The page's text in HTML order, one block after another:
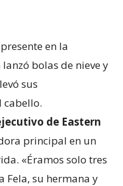
en la
bolas de nieve y
sus
cabello.
de Eastern
principal en un
«Éramos solo tres
Fela, su hermana y